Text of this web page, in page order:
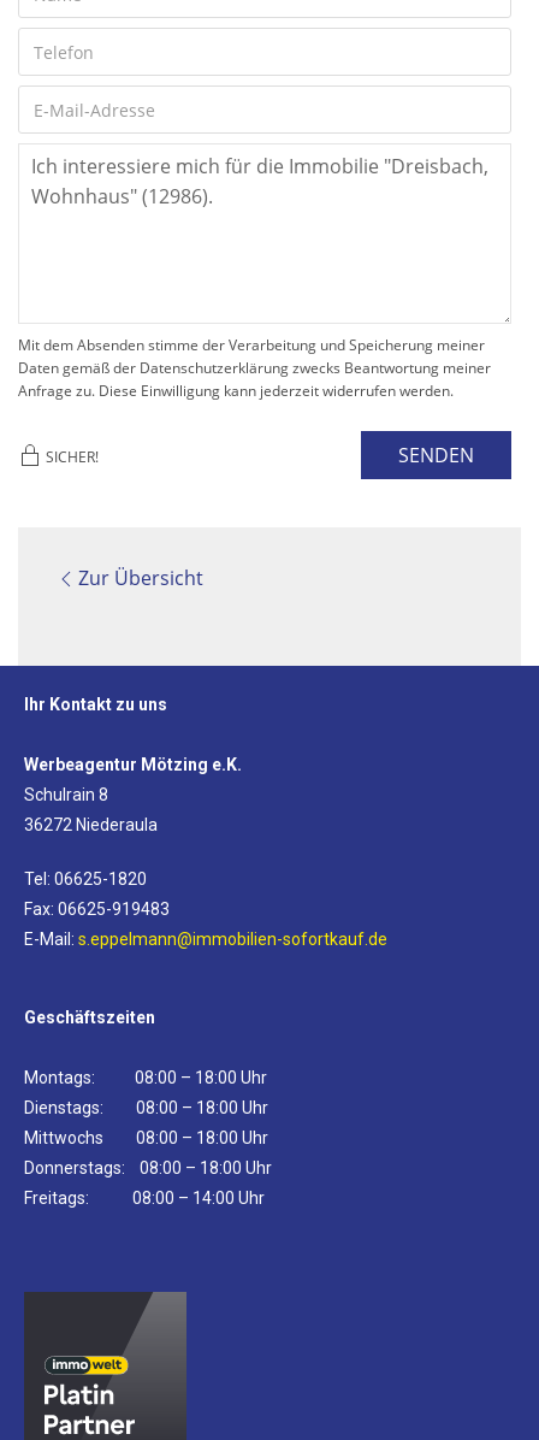
Mit dem Absenden stimme der Verarbeitung und Speicherung meiner
Daten gemäß der Datenschutzerklärung zwecks Beantwortung meiner
Anfrage zu. Diese Einwilligung kann jederzeit widerrufen werden.
SICHER! SENDEN
Zur Übersicht
Ihr Kontakt zu uns
Werbeagentur Mötzing e.K.
Schulrain 8
36272 Niederaula
Tel: 06625-1820
Fax: 06625-919483
E-Mail: s.eppelmann@immobilien-sofortkauf.de
Geschäftszeiten
Montags: 08:00 – 18:00 Uhr
Dienstags: 08:00 – 18:00 Uhr
Mittwochs 08:00 – 18:00 Uhr
Donnerstags: 08:00 – 18:00 Uhr
Freitags: 08:00 – 14:00 Uhr